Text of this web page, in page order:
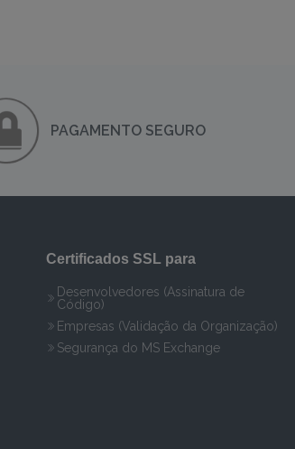
PAGAMENTO SEGURO
Certificados SSL para
Desenvolvedores (Assinatura de
Código)
Empresas (Validação da Organização)
Segurança do MS Exchange